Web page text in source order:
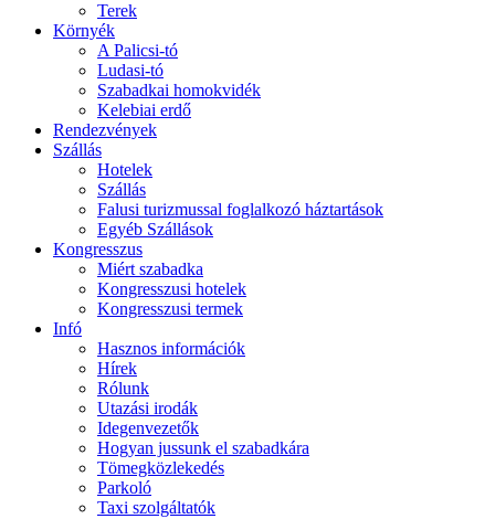
Terek
Környék
A Palicsi-tó
Ludasi-tó
Szabadkai homokvidék
Kelebiai erdő
Rendezvények
Szállás
Hotelek
Szállás
Falusi turizmussal foglalkozó háztartások
Egyéb Szállások
Kongresszus
Miért szabadka
Kongresszusi hotelek
Kongresszusi termek
Infó
Hasznos információk
Hírek
Rólunk
Utazási irodák
Idegenvezetők
Hogyan jussunk el szabadkára
Tömegközlekedés
Parkoló
Taxi szolgáltatók